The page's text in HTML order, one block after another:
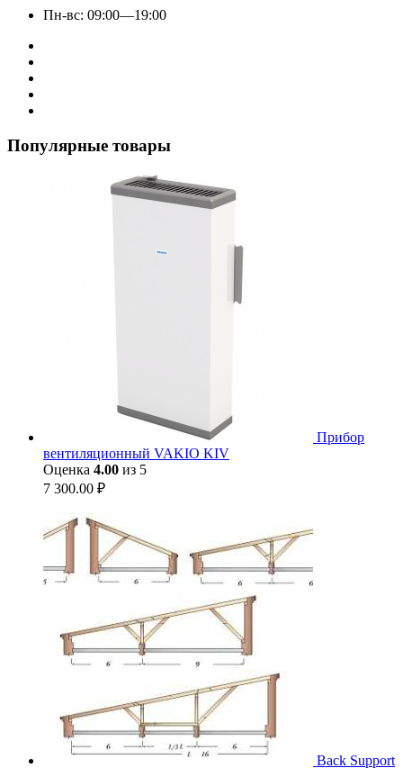
Пн-вс: 09:00—19:00
Популярные товары
Прибор
вентиляционный VAKIO KIV
Оценка 4.00 из 5
7 300.00 ₽
Back Support